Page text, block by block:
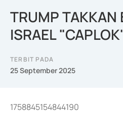
TRUMP TAKKAN
ISRAEL
TERBIT PADA
25 September 2025
1758845154844190